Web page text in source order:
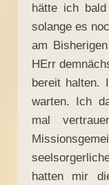
hätte ich
solange es
am
HErr
bereit halten.
warten. Ich
mal
hatten mir